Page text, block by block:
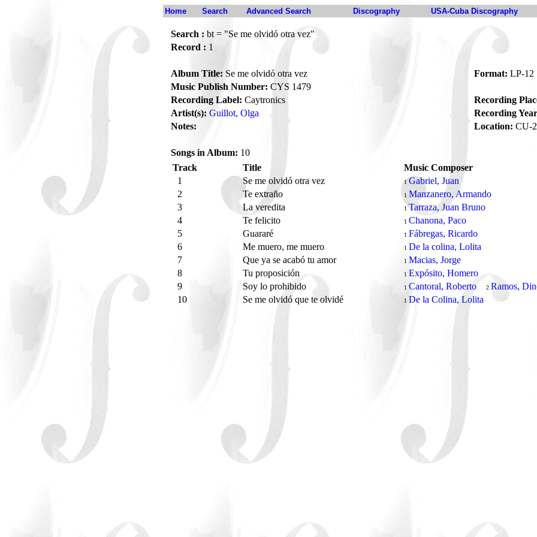
Home Search Advanced Search Discography USA-Cuba Discography
Search : bt = "Se me olvidó otra vez"
Record : 1
Album Title: Se me olvidó otra vez Format: LP-12
Music Publish Number: CYS 1479
Recording Label: Caytronics
Recording
Artist(s): Guillot, Olga
Recording
Notes:
Location: CU-
Songs in Album: 10
Track
Title
Music Composer
1
Se me olvidó otra vez 1 Gabriel, Juan
2
Te extraño 1 Manzanero, Armando
3
La veredita 1Tarraza, Juan Bruno
4
Te felicito 1 Chanona, Paco
5
Guararé 1 Fábregas, Ricardo
6
Me muero, me muero 1 De la colina, Lolita
7
Que ya se acabó tu amor 1 Macias, Jorge
8
Tu proposición 1 Expósito, Homero
9
Soy lo prohibido 1 Cantoral, Roberto 2 Ramos,
10
Se me olvidó que te olvidé 1 De la Colina, Lolita